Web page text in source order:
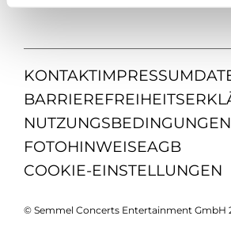
KONTAKTIMPRESSUM
NUTZUNGSBEDINGUNGEN
FOTOHINWEISEAGB
COOKIE-EINSTELLUNGEN
© Semmel Concerts Entertainment GmbH